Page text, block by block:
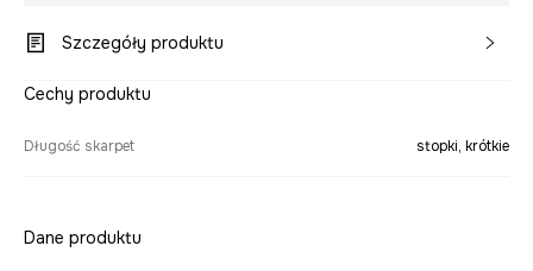
Szczegóły produktu
Cechy produktu
Długość skarpet stopki, krótkie
Dane produktu